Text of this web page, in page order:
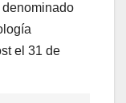
el 31 de